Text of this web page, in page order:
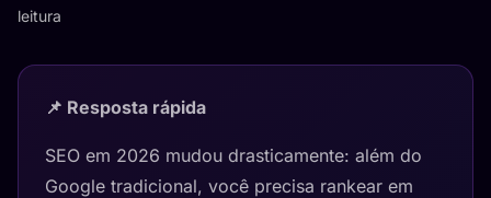
leitura
📌 Resposta rápida
SEO em 2026 mudou drasticamente: além do
Google tradicional, você precisa rankear em